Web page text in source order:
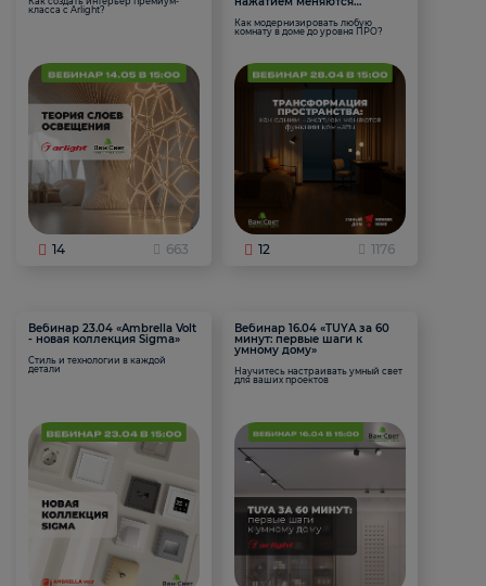
класса с Arlight?
14 663
Как модернизировать любую
комнату в доме до уровня ПРО?
12 1176
Вебинар 23.04 «Ambrella Volt
- новая коллекция Sigma»
Стиль и технологии в каждой
детали
Вебинар 16.04 «TUYA за 60
минут: первые шаги к
умному дому»
Научитесь настраивать умный свет
для ваших проектов